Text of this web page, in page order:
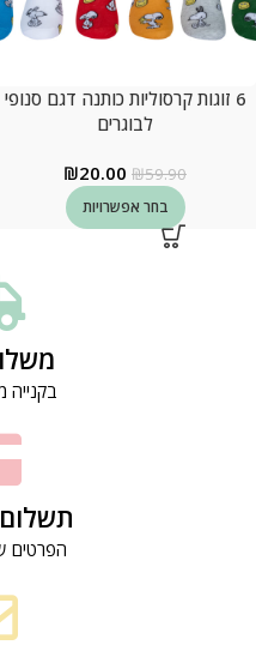
6 זוגות קרסוליות כותנה דגם סנופי
לבוגרים
₪59.90
₪20.00
בחר אפשרויות
בקנייה
הפרטים